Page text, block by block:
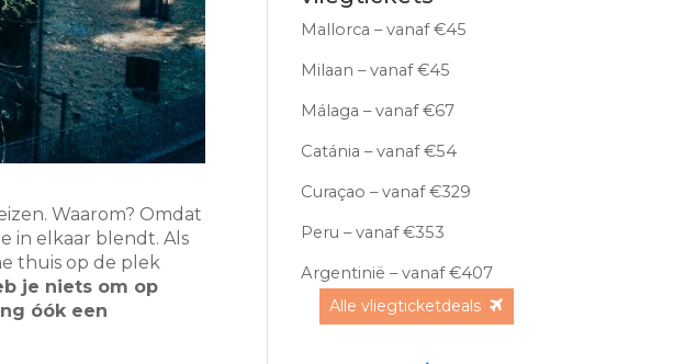
Waarom? Omdat
in elkaar blendt. Als
thuis op de plek
je niets om op
óók een
Mallorca – vanaf €45
Milaan – vanaf €45
Málaga – vanaf €67
Catánia – vanaf €54
Curaçao – vanaf €329
Peru – vanaf €353
Argentinië – vanaf €407
Alle vliegticketdeals